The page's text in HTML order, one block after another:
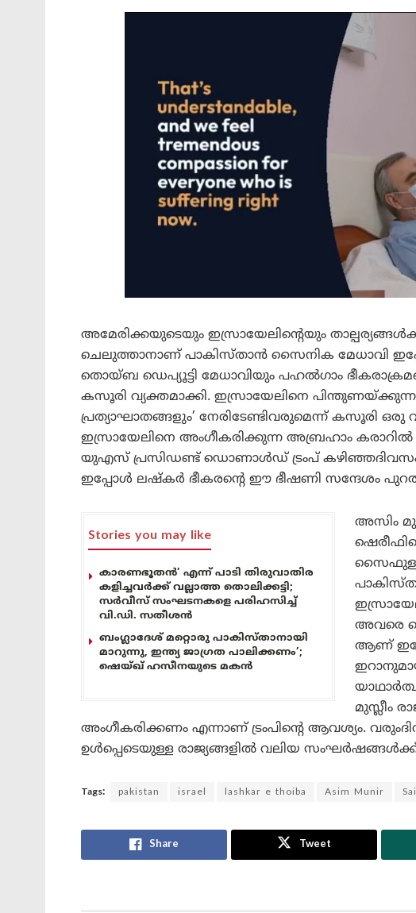
അമേരിക്കയുടെയും ഇസ്രായേലിന്റെയും
ചെലുത്താനാണ് പാകിസ്താൻ സൈനിക മേധാവി
തൊയ്ബ ഡെപ്യൂട്ടി മേധാവിയും പഹൽഗാം
കസൂരി വ്യക്തമാക്കി. ഇസ്രായേലിനെ
പ്രത്യാഘാതങ്ങളും’ നേരിടേണ്ടിവരുമെന്ന് കസൂരി ഒരു
ഇസ്രായേലിനെ അംഗീകരിക്കുന്ന അബ്രഹാം
യുഎസ് പ്രസിഡണ്ട് ഡൊണാൾഡ് ട്രംപ് കഴിഞ്ഞദിവസം
ഇപ്പോൾ ലഷ്കർ ഭീകരന്റെ ഈ ഭീഷണി സന്ദേശം
Stories you may like
കാരണഭൂതൻ’ എന്ന് പാടി തിരുവാതിര
കളിച്ചവർക്ക് വല്ലാത്ത തൊലിക്കട്ടി;
സർവീസ് സംഘടനകളെ പരിഹസിച്ച്
വി.ഡി. സതീശൻ
ബംഗ്ലാദേശ് മറ്റൊരു പാകിസ്താനായി
മാറുന്നു, ഇന്ത്യ ജാഗ്രത പാലിക്കണം’;
ഷെയ്ഖ് ഹസീനയുടെ മകൻ
അസിം
സൈഫുള്ള
അവരെ
ആണ്
മുസ്ലീം
അംഗീകരിക്കണം എന്നാണ് ട്രംപിന്റെ ആവശ്യം.
ഉൾപ്പെടെയുള്ള രാജ്യങ്ങളിൽ വലിയ
Tags: pakistan israel lashkar e thoiba Asim Munir
Share Tweet